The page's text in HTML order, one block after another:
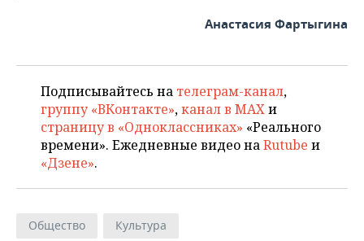
Анастасия Фартыгина
Подписывайтесь на телеграм-канал,
группу «ВКонтакте»,канал в MAXи
страницу в «Одноклассниках» «Реального
времени». Ежедневные видео наRutube и
«Дзене».
Общество Культура